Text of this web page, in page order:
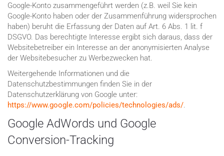
Google-Konto zusammengeführt werden (z.B. weil Sie kein
Google-Konto haben oder der Zusammenführung widersprochen
haben) beruht die Erfassung der Daten auf Art. 6 Abs. 1 lit. f
DSGVO. Das berechtigte Interesse ergibt sich daraus, dass der
Websitebetreiber ein Interesse an der anonymisierten Analyse
der Websitebesucher zu Werbezwecken hat.
Weitergehende Informationen und die
Datenschutzbestimmungen finden Sie in der
Datenschutzerklärung von Google unter:
https://www.google.com/policies/technologies/ads/.
Google AdWords und Google
Conversion-Tracking